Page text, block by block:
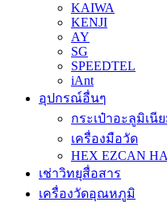
KAIWA
KENJI
AY
SG
SPEEDTEL
iAnt
อุปกรณ์อื่นๆ
กระเป๋าอะลูมิเนี
เครื่องมือวัด
HEX EZCAN
เช่าวิทยุสื่อสาร
เครื่องวัดอุณหภูมิ